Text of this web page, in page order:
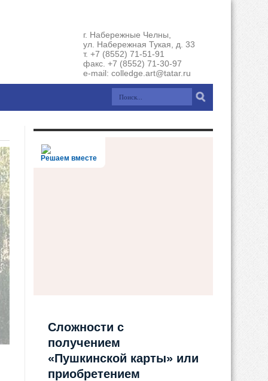
г. Набережные Челны,
ул. Набережная Тукая, д. 33
т. +7 (8552) 71-51-91
факс. +7 (8552) 71-30-97
e-mail: colledge.art@tatar.ru
Решаем вместе
Сложности с
получением
«Пушкинской карты» или
приобретением